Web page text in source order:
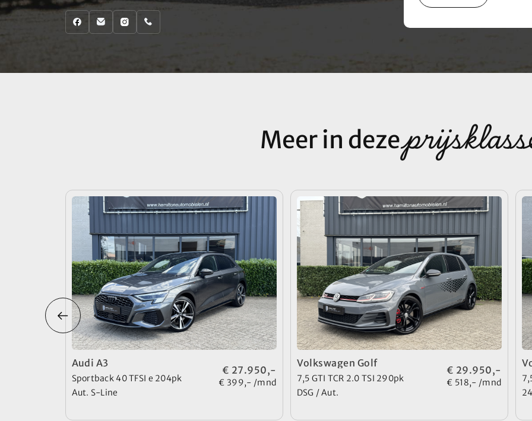
Meer in deze
Audi A3
Sportback 40 TFSI e 204pk
Aut. S-Line
€ 27.950,-
€ 399,- /mnd
Volkswagen Golf
7,5 GTI TCR 2.0 TSI 290pk
DSG / Aut.
€ 29.950,-
€ 518,- /mnd